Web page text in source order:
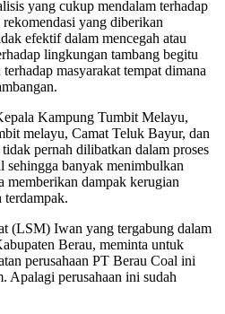
yang cukup mendalam terhadap
yang diberikan
efektif dalam mencegah atau
lingkungan tambang begitu
masyarakat tempat dimana
Kampung Tumbit Melayu,
melayu, Camat Teluk Bayur, dan
pernah dilibatkan dalam proses
banyak menimbulkan
memberikan dampak kerugian
terdampak.
(LSM) Iwan yang tergabung dalam
Berau, meminta untuk
perusahaan PT Berau Coal ini
Apalagi perusahaan ini sudah